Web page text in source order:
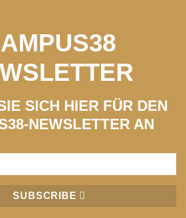
SICH HIER FÜR DEN
NEWSLETTER AN
SUBSCRIBE